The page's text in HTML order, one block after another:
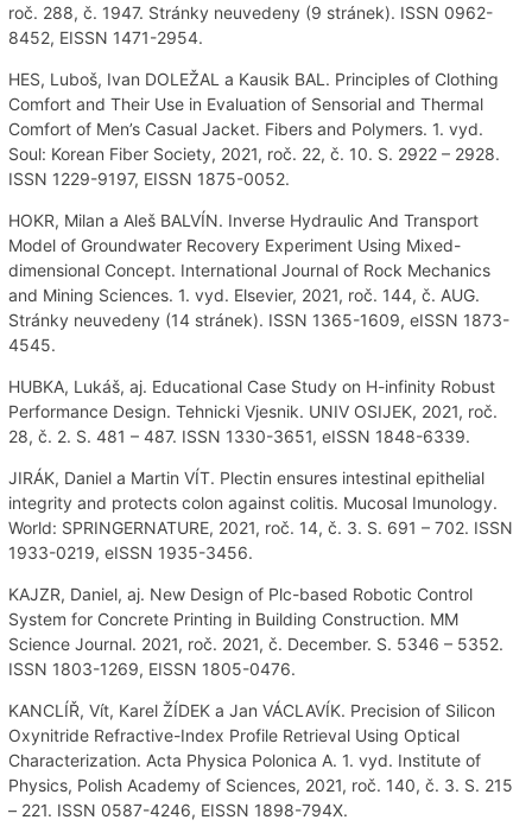
roč. 288, č. 1947. Stránky neuvedeny (9 stránek). ISSN 0962-
8452, EISSN 1471-2954.
HES, Luboš, Ivan DOLEŽAL a Kausik BAL. Principles of Clothing
Comfort and Their Use in Evaluation of Sensorial and Thermal
Comfort of Men’s Casual Jacket. Fibers and Polymers. 1. vyd.
Soul: Korean Fiber Society, 2021, roč. 22, č. 10. S. 2922 – 2928.
ISSN 1229-9197, EISSN 1875-0052.
HOKR, Milan a Aleš BALVÍN. Inverse Hydraulic And Transport
Model of Groundwater Recovery Experiment Using Mixed-
dimensional Concept. International Journal of Rock Mechanics
and Mining Sciences. 1. vyd. Elsevier, 2021, roč. 144, č. AUG.
Stránky neuvedeny (14 stránek). ISSN 1365-1609, eISSN 1873-
4545.
HUBKA, Lukáš, aj. Educational Case Study on H-infinity Robust
Performance Design. Tehnicki Vjesnik. UNIV OSIJEK, 2021, roč.
28, č. 2. S. 481 – 487. ISSN 1330-3651, eISSN 1848-6339.
JIRÁK, Daniel a Martin VÍT. Plectin ensures intestinal epithelial
integrity and protects colon against colitis. Mucosal Imunology.
World: SPRINGERNATURE, 2021, roč. 14, č. 3. S. 691 – 702. ISSN
1933-0219, eISSN 1935-3456.
KAJZR, Daniel, aj. New Design of Plc-based Robotic Control
System for Concrete Printing in Building Construction. MM
Science Journal. 2021, roč. 2021, č. December. S. 5346 – 5352.
ISSN 1803-1269, EISSN 1805-0476.
KANCLÍŘ, Vít, Karel ŽÍDEK a Jan VÁCLAVÍK. Precision of Silicon
Oxynitride Refractive-Index Profile Retrieval Using Optical
Characterization. Acta Physica Polonica A. 1. vyd. Institute of
Physics, Polish Academy of Sciences, 2021, roč. 140, č. 3. S. 215
– 221. ISSN 0587-4246, EISSN 1898-794X.